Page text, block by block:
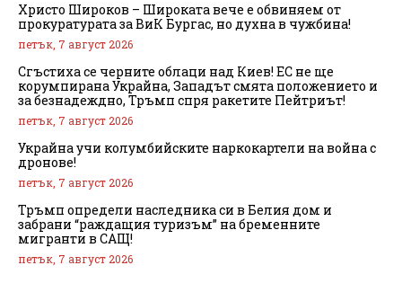
Христо Широков – Широката вече е обвиняем от
прокуратурата за ВиК Бургас, но духна в чужбина!
петък, 7 август 2026
Сгъстиха се черните облаци над Киев! ЕС не ще
корумпирана Украйна, Западът смята положението и
за безнадеждно, Тръмп спря ракетите Пейтриът!
петък, 7 август 2026
Украйна учи колумбийските наркокартели на война с
дронове!
петък, 7 август 2026
Тръмп определи наследника си в Белия дом и
забрани “раждащия туризъм” на бременните
мигранти в САЩ!
петък, 7 август 2026